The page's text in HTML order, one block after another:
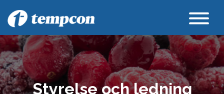
Styrelse och ledning